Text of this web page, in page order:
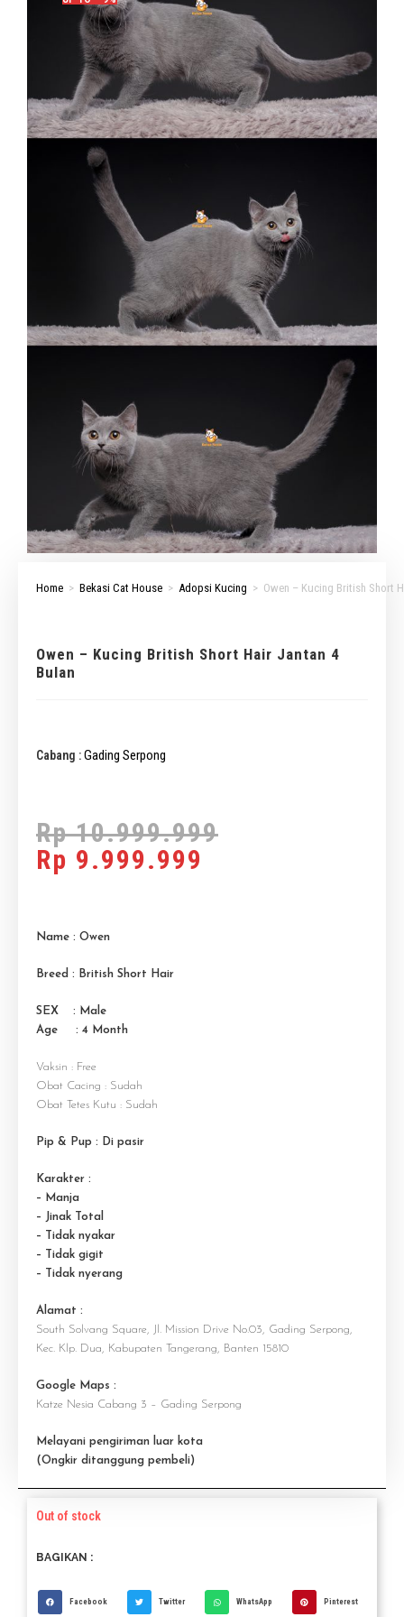
Home > Bekasi Cat House > Adopsi Kucing > Owen – Kucing British Short
Owen – Kucing British Short Hair Jantan 4
Bulan
Cabang :Gading Serpong
Rp10.999.999
Rp 9.999.999
Name : Owen
Breed : British Short Hair
SEX : Male
Age : 4 Month
Vaksin : Free
Obat Cacing : Sudah
Obat Tetes Kutu : Sudah
Pip & Pup : Di pasir
Karakter :
– Manja
– Jinak Total
– Tidak nyakar
– Tidak gigit
– Tidak nyerang
Alamat :
South Solvang Square, Jl. Mission Drive No.03, Gading Serpong,
Kec. Klp. Dua, Kabupaten Tangerang, Banten 15810
Google Maps :
Katze Nesia Cabang 3 – Gading Serpong
Melayani pengiriman luar kota
(Ongkir ditanggung pembeli)
Out of stock
BAGIKAN :
Facebook Twitter WhatsApp Pinterest